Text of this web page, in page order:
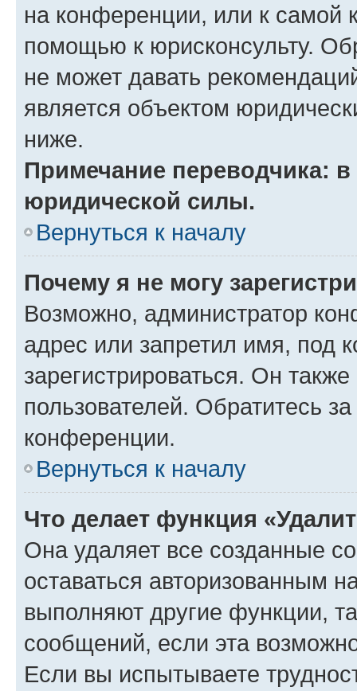
на конференции, или к самой
помощью к юрисконсульту.
не может давать
является объектом
ниже.
Примечание переводчика:
юридической силы.
Вернуться к началу
Почему я не могу
Возможно, администратор
адрес или запретил имя, под
зарегистрироваться. Он
пользователей. Обратитесь
конференции.
Вернуться к началу
Что делает функция
Она удаляет все созданные
оставаться авторизованным
выполняют другие функции,
сообщений, если эта
Если вы испытываете